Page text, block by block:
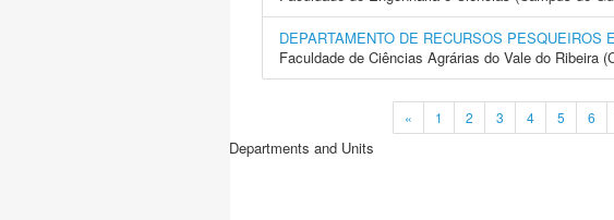
DEPARTAMENTO DE RECURSOS PESQUEIROS
Faculdade de Ciências Agrárias do Vale do Ribeira
« 1 2 3 4 5 6
Departments and Units